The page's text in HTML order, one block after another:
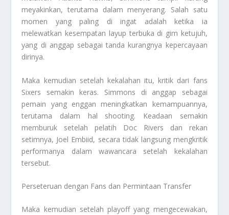
meyakinkan, terutama dalam menyerang. Salah satu
momen yang paling di ingat adalah ketika ia
melewatkan kesempatan layup terbuka di gim ketujuh,
yang di anggap sebagai tanda kurangnya kepercayaan
dirinya.
Maka kemudian setelah kekalahan itu, kritik dari fans
Sixers semakin keras. Simmons di anggap sebagai
pemain yang enggan meningkatkan kemampuannya,
terutama dalam hal shooting. Keadaan semakin
memburuk setelah pelatih Doc Rivers dan rekan
setimnya, Joel Embiid, secara tidak langsung mengkritik
performanya dalam wawancara setelah kekalahan
tersebut.
Perseteruan dengan Fans dan Permintaan Transfer
Maka kemudian setelah playoff yang mengecewakan,